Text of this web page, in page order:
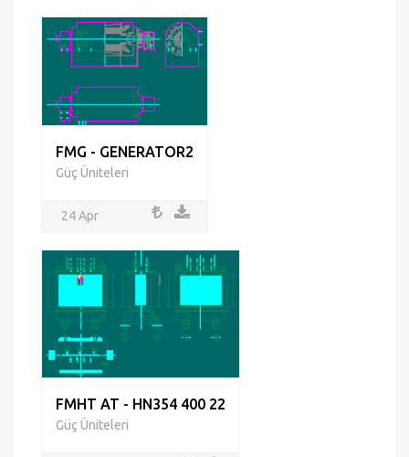
FMG - GENERATOR2
Güç Üniteleri
24 Apr
FMHT AT - HN354 400 22
Güç Üniteleri